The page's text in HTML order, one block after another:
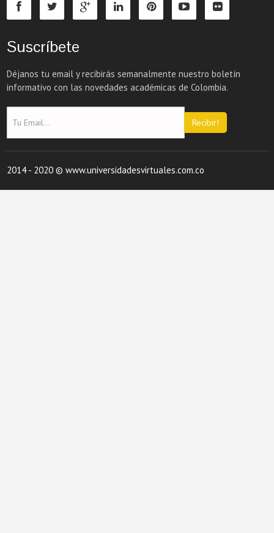
Suscríbete
Déjanos tu email y recibirás semanalmente nuestro boletín
informativo con las novedades académicas de Colombia.
Recibir!
2014 - 2020 © www.universidadesvirtuales.com.co